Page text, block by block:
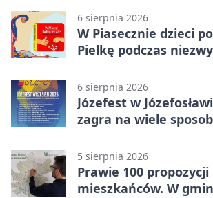
6 sierpnia 2026
W Piasecznie dzieci
Pielkę podczas
6 sierpnia 2026
Józefest w
zagra na wiele
5 sierpnia 2026
Prawie 100 propozycji
mieszkańców. W